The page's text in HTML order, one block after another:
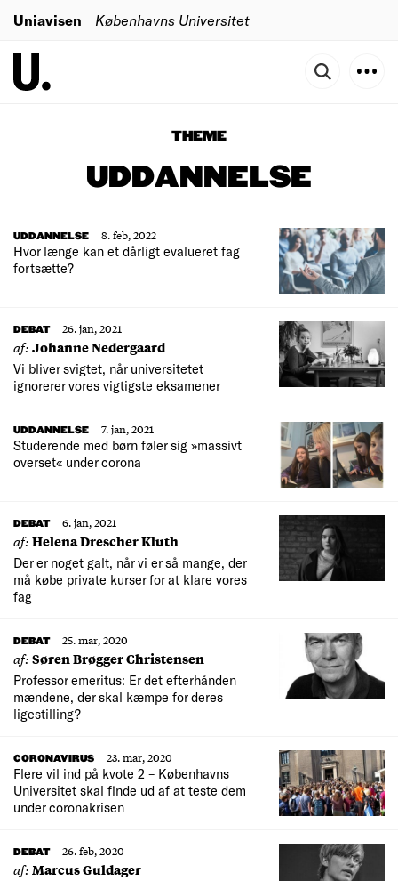
Uniavisen Københavns Universitet
THEME
UDDANNELSE
UDDANNELSE
8. feb, 2022
Hvor længe kan et dårligt evalueret fag
fortsætte?
DEBAT 26. jan, 2021
af:Johanne Nedergaard
Vi bliver svigtet, når universitetet
ignorerer vores vigtigste eksamener
UDDANNELSE
7. jan, 2021
Studerende med børn føler sig »massivt
overset« under corona
DEBAT 6. jan, 2021
af:Helena Drescher Kluth
Der er noget galt, når vi er så mange, der
må købe private kurser for at klare vores
fag
DEBAT 25. mar, 2020
af:Søren Brøgger Christensen
Professor emeritus: Er det efterhånden
mændene, der skal kæmpe for deres
ligestilling?
CORONAVIRUS
23. mar, 2020
Flere vil ind på kvote 2 – Københavns
Universitet skal finde ud af at teste dem
under coronakrisen
DEBAT 26. feb, 2020
af:Marcus Guldager